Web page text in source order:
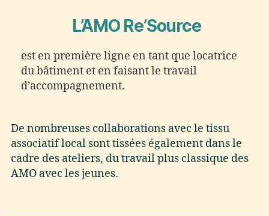
L’AMO Re’Source
est en première ligne en tant que locatrice
du bâtiment et en faisant le travail
d’accompagnement.
De nombreuses collaborations avec le tissu
associatif local sont tissées également dans le
cadre des ateliers, du travail plus classique des
AMO avec les jeunes.